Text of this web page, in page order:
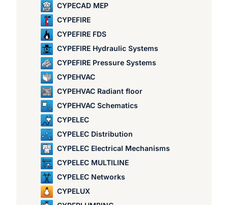
CYPECAD MEP
CYPEFIRE
CYPEFIRE FDS
CYPEFIRE Hydraulic Systems
CYPEFIRE Pressure Systems
CYPEHVAC
CYPEHVAC Radiant floor
CYPEHVAC Schematics
CYPELEC
CYPELEC Distribution
CYPELEC Electrical Mechanisms
CYPELEC MULTILINE
CYPELEC Networks
CYPELUX